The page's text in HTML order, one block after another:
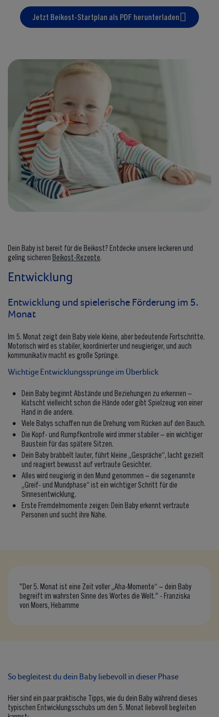
Jetzt Beikost-Startplan als PDF herunterladen
Dein Baby ist bereit für die Beikost? Entdecke unsere leckeren und
geling sicheren Beikost-Rezepte
Entwicklung
Entwicklung und spielerische Förderung im 5.
Monat
Im 5. Monat zeigt dein Baby viele kleine, aber bedeutende Fortschritte.
Motorisch wird es stabiler, koordinierter und neugieriger, und auch
kommunikativ macht es große Sprünge.
Wichtige Entwicklungssprünge im Überblick
Dein Baby beginnt Abstände und Beziehungen zu erkennen –
klatscht vielleicht schon die Hände oder gibt Spielzeug von einer
Hand in die andere.
Viele Babys schaffen nun die Drehung vom Rücken auf den Bauch.
Die Kopf- und Rumpfkontrolle wird immer stabiler – ein wichtiger
Baustein für das spätere Sitzen.
Dein Baby brabbelt lauter, führt kleine „Gespräche“, lacht gezielt
und reagiert bewusst auf vertraute Gesichter.
Alles wird neugierig in den Mund genommen – die sogenannte
„Greif- und Mundphase“ ist ein wichtiger Schritt für die
Sinnesentwicklung.
Erste Fremdelmomente zeigen: Dein Baby erkennt vertraute
Personen und sucht ihre Nähe.
"Der 5. Monat ist eine Zeit voller „Aha-Momente“ – dein Baby
begreift im wahrsten Sinne des Wortes die Welt." - Franziska
von Moers, Hebamme
So begleitest du dein Baby liebevoll in dieser Phase
Hier sind ein paar praktische Tipps, wie du dein Baby während dieses
typischen Entwicklungsschubs um den 5. Monat liebevoll begleiten